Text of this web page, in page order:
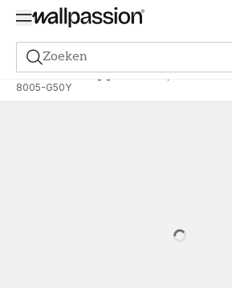
Zoeken
Verf Bestelling gebaseerd op NCS
8005-G50Y